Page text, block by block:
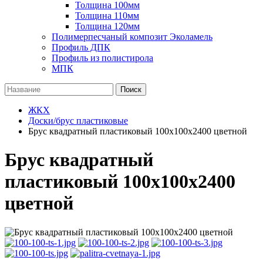
Толщина 100мм
Толщина 110мм
Толщина 120мм
Полимерпесчаный композит Эколамель
Профиль ДПК
Профиль из полистирола
МПК
Поиск
ЖКХ
Доски/брус пластиковые
Брус квадратный пластиковый 100х100х2400 цветной
Брус квадратный
пластиковый 100х100х2400
цветной